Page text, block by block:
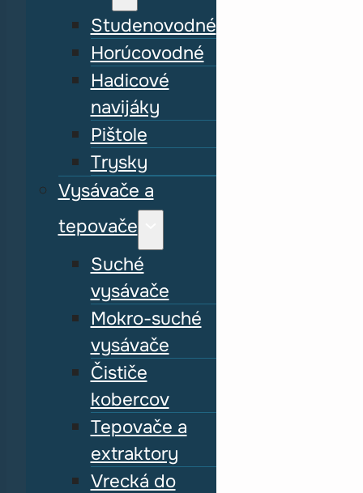
Studenovodné
Horúcovodné
Hadicové
navijáky
Pištole
Trysky
Vysávače a
tepovače
Suché
vysávače
Mokro-suché
vysávače
Čističe
kobercov
Tepovače a
extraktory
Vrecká do